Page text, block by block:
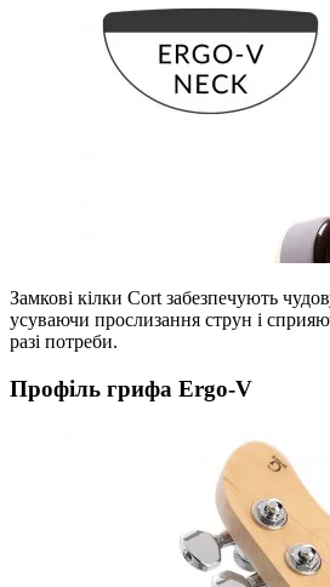
Замкові кілки Cort забезпечують
усуваючи прослизання струн і
разі потреби.
Профіль грифа Ergo-V